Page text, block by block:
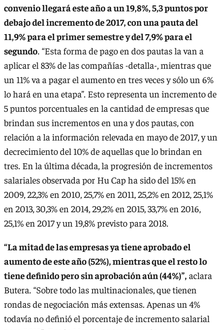
convenio llegará este año a un 19,8%, 5,3 puntos por
debajo del incremento de 2017, con una pauta del
11,9% para el primer semestre y del 7,9% para el
segundo. “Esta forma de pago en dos pautas la van a
aplicar el 83% de las compañías -detalla-, mientras que
un 11% va a pagar el aumento en tres veces y sólo un 6%
lo hará en una etapa”. Esto representa un incremento de
5 puntos porcentuales en la cantidad de empresas que
brindan sus incrementos en una y dos pautas, con
relación a la información relevada en mayo de 2017, y un
decrecimiento del 10% de aquellas que lo brindan en
tres. En la última década, la progresión de incrementos
salariales observada por Hu Cap ha sido del 15% en
2009, 22,3% en 2010, 25,7% en 2011, 25,2% en 2012, 25,1%
en 2013, 30,3% en 2014, 29,2% en 2015, 33,7% en 2016,
25,1% en 2017 y un 19,8% previsto para 2018.
“La mitad de las empresas ya tiene aprobado el
aumento de este año (52%), mientras que el resto lo
tiene definido pero sin aprobación aún (44%)”,aclara
Butera. “Sobre todo las multinacionales, que tienen
rondas de negociación más extensas. Apenas un 4%
todavía no definió el porcentaje de incremento salarial